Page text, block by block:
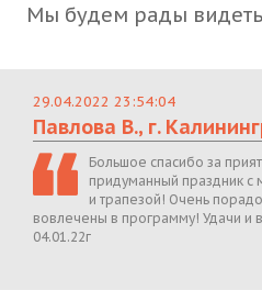
Мы будем рады
29.04.2022 23:54:04
Павлова В., г.
Большое спасибо за
придуманный праздник с
и трапезой! Очень
вовлечены в программу! Удачи и
04.01.22г